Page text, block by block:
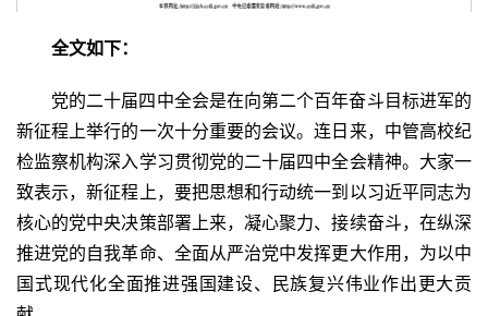
全文如下：
党的二十届四中全会是在向第二个百年奋斗目标进军的
新征程上举行的一次十分重要的会议。连日来，中管高校纪
检监察机构深入学习贯彻党的二十届四中全会精神。大家一
致表示，新征程上，要把思想和行动统一到以习近平同志为
核心的党中央决策部署上来，凝心聚力、接续奋斗，在纵深
推进党的自我革命、全面从严治党中发挥更大作用，为以中
国式现代化全面推进强国建设、民族复兴伟业作出更大贡